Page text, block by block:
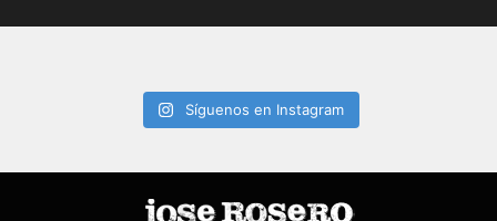
Síguenos en Instagram